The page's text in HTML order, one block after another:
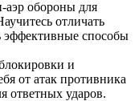
аэр обороны для
отличать
эффективные способы
и
от атак противника
ответных ударов.